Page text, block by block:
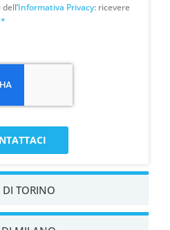
DI TORINO
Informativa Privacy: ricevere